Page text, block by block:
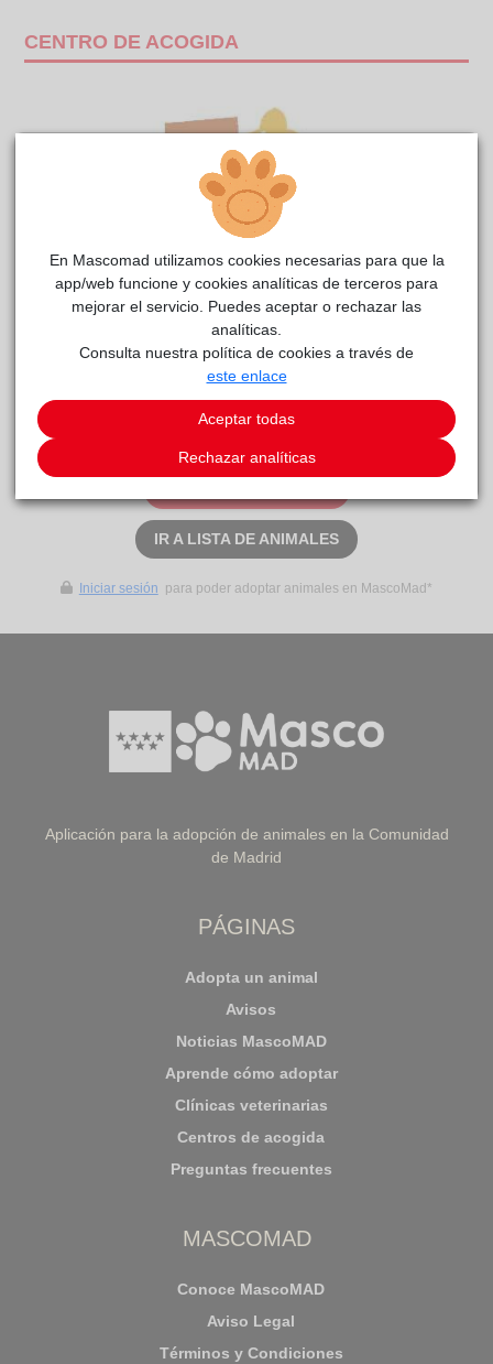
CENTRO DE ACOGIDA
reside actualmente en el centro de acogida
Este animal aún no ha recibido solicitudes de
IR A LISTA DE ANIMALES
Iniciar sesión para poder adoptar animales en MascoMad*
Aplicación para la adopción de animales en la Comunidad
de Madrid
PÁGINAS
Adopta un animal
Avisos
Noticias MascoMAD
Aprende cómo adoptar
Clínicas veterinarias
Centros de acogida
Preguntas frecuentes
MASCOMAD
Conoce MascoMAD
Aviso Legal
Términos y Condiciones
En Mascomad utilizamos cookies necesarias para que la
app/web funcione y cookies analíticas de terceros para
mejorar el servicio. Puedes aceptar o rechazar las
analíticas.
Consulta nuestra política de cookies a través de
este enlace
Aceptar todas
Rechazar analíticas